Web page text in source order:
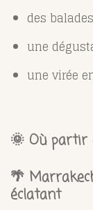
des
une
une virée
🌞 Où partir
🌴
éclatant